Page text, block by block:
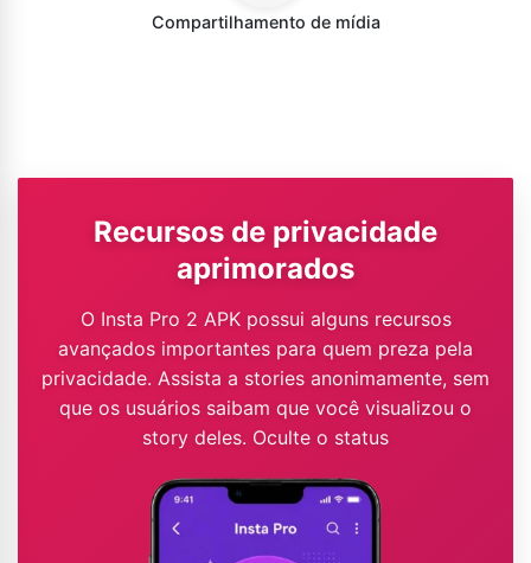
Compartilhamento de mídia
Recursos de privacidade
aprimorados
O Insta Pro 2 APK possui alguns recursos
avançados importantes para quem preza pela
privacidade. Assista a stories anonimamente, sem
que os usuários saibam que você visualizou o
story deles. Oculte o status